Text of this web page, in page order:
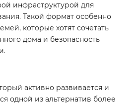
инфраструктурой для
Такой формат особенно
которые хотят сочетать
дома и безопасность
активно развивается и
одной из альтернатив более